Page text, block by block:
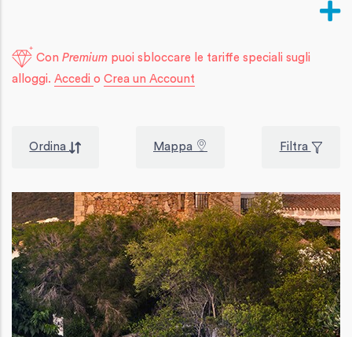
Con Premium puoi sbloccare le tariffe speciali sugli
alloggi. Accedi o Crea un Account
Ordina Mappa Filtra